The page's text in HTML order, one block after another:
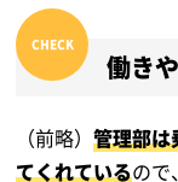
働き
（前略）管理部は
てくれているので